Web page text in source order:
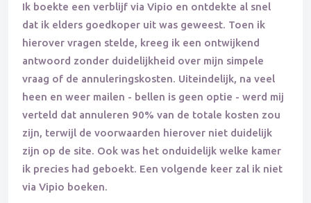
Ik boekte een verblijf via Vipio en ontdekte al snel
dat ik elders goedkoper uit was geweest. Toen ik
hierover vragen stelde, kreeg ik een ontwijkend
antwoord zonder duidelijkheid over mijn simpele
vraag of de annuleringskosten. Uiteindelijk, na veel
heen en weer mailen - bellen is geen optie - werd mij
verteld dat annuleren 90% van de totale kosten zou
zijn, terwijl de voorwaarden hierover niet duidelijk
zijn op de site. Ook was het onduidelijk welke kamer
ik precies had geboekt. Een volgende keer zal ik niet
via Vipio boeken.